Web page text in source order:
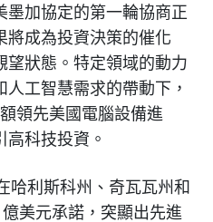
加協定的第一輪協商正
將成為投資決策的催化
狀態。特定領域的動力
工智慧需求的帶動下，
領先美國電腦設備進
科技投資。
哈利斯科州、奇瓦瓦州和
美元承諾，突顯出先進